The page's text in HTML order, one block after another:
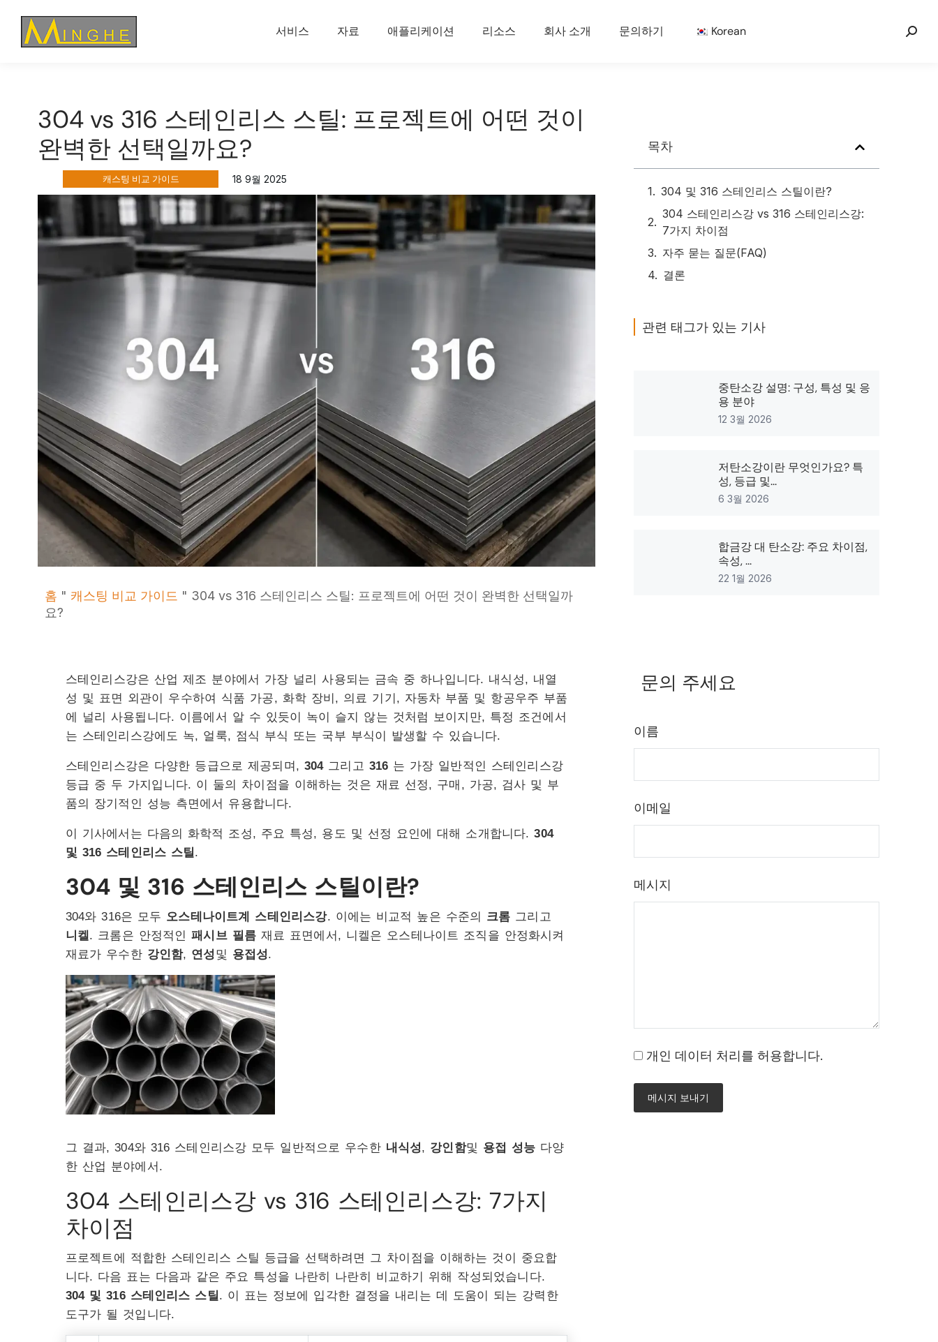
서비스 자료 애플리케이션 리소스 회사 소개 문의하기 Korean
304 vs 316 스테인리스 스틸: 프로젝트에 어떤 것이
완벽한 선택일까요?
18 9월 2025
캐스팅 비교 가이드
홈 " 캐스팅 비교 가이드 " 304 vs 316 스테인리스 스틸: 프로젝트에 어떤 것이 완벽한 선택일까
요?
스테인리스강은 산업 제조 분야에서 가장 널리 사용되는 금속 중 하나입니다. 내식성, 내열
성 및 표면 외관이 우수하여 식품 가공, 화학 장비, 의료 기기, 자동차 부품 및 항공우주 부품
에 널리 사용됩니다. 이름에서 알 수 있듯이 녹이 슬지 않는 것처럼 보이지만, 특정 조건에서
는 스테인리스강에도 녹, 얼룩, 점식 부식 또는 국부 부식이 발생할 수 있습니다.
스테인리스강은 다양한 등급으로 제공되며, 304그리고 316 는 가장 일반적인 스테인리스강
등급 중 두 가지입니다. 이 둘의 차이점을 이해하는 것은 재료 선정, 구매, 가공, 검사 및 부
품의 장기적인 성능 측면에서 유용합니다.
이 기사에서는 다음의 화학적 조성, 주요 특성, 용도 및 선정 요인에 대해 소개합니다.304
및 316 스테인리스 스틸.
304 및 316 스테인리스 스틸이란?
304와 316은 모두 오스테나이트계 스테인리스강. 이에는 비교적 높은 수준의 크롬 그리고
니켈 . 크롬은 안정적인패시브 필름재료 표면에서, 니켈은 오스테나이트 조직을 안정화시켜
재료가 우수한 강인함, 연성및 용접성.
그 결과, 304와 316 스테인리스강 모두 일반적으로 우수한 내식성, 강인함및 용접 성능 다양
한 산업 분야에서.
304 스테인리스강 vs 316 스테인리스강: 7가지
차이점
프로젝트에 적합한 스테인리스 스틸 등급을 선택하려면 그 차이점을 이해하는 것이 중요합
니다. 다음 표는 다음과 같은 주요 특성을 나란히 나란히 비교하기 위해 작성되었습니다.
304 및 316 스테인리스 스틸. 이 표는 정보에 입각한 결정을 내리는 데 도움이 되는 강력한
도구가 될 것입니다.
목차
304 및 316 스테인리스 스틸이란?
304 스테인리스강 vs 316 스테인리스강:
7가지 차이점
자주 묻는 질문(FAQ)
결론
관련 태그가 있는 기사
중탄소강 설명: 구성, 특성 및 응
용 분야
12 3월 2026
저탄소강이란 무엇인가요? 특
성, 등급 및...
6 3월 2026
합금강 대 탄소강: 주요 차이점,
속성, ...
22 1월 2026
문의 주세요
이름
이메일
메시지
개인 데이터 처리를 허용합니다.
메시지 보내기